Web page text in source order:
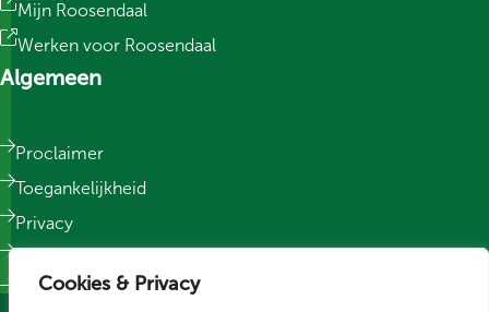
Cookies & Privacy
Mijn Roosendaal
Werken voor Roosendaal
Algemeen
Proclaimer
Toegankelijkheid
Privacy
Sitemap